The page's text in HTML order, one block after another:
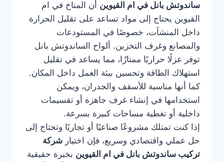
ساندوتش بانل في ام القيوين أن المناخ في ام
القيوين يحتاج إلى مواد تساعد على تقليل الحرارة
داخل المنشآت، خصوصًا في المستودعات
والمصانع وغرف التخزين. ألواح الساندوتش بانل
توفر عزلًا حراريًا ممتازًا، مما يساعد في تقليل
استهلاك الطاقة وتحسين بيئة العمل داخل المكان.
كما أنها مناسبة للأسقف والجدران، ويمكن
استخدامها في إنشاء غرف جاهزة أو تقسيمات
داخلية أو تغطية مساحات كبيرة بسرعة.
إذا كنت تمتلك مشروعًا صناعيًا أو تجاريًا وتحتاج إلى
حل عملي واقتصادي وسريع، فإن اختيار شركة
تركيب ساندوتش بانل في ام القيوين بخبرة حقيقية